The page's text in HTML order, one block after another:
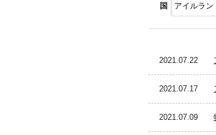
国
2021.07.22
2021.07.17
2021.07.09